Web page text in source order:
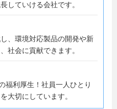
していける会社です。
、環境対応製品の開発や新
社会に貢献できます。
福利厚生！社員一人ひとり
大切にしています。